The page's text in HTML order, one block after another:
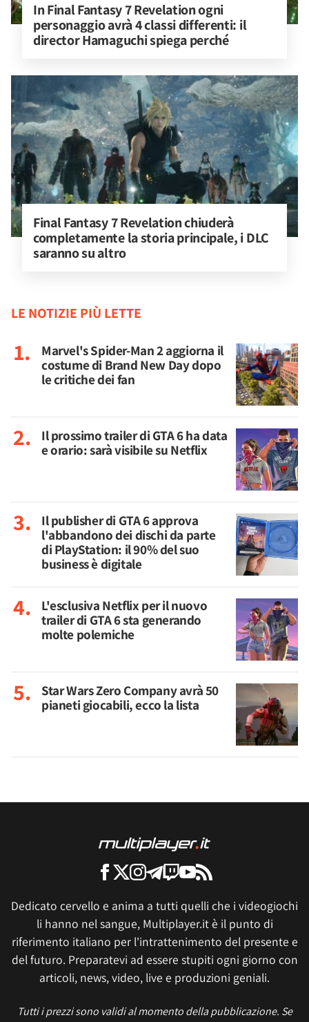
In Final Fantasy 7 Revelation ogni
personaggio avrà 4 classi differenti: il
director Hamaguchi spiega perché
Final Fantasy 7 Revelation chiuderà
completamente la storia principale, i DLC
saranno su altro
LE NOTIZIE PIÙ LETTE
Marvel's Spider-Man 2 aggiorna il
costume di Brand New Day dopo
le critiche dei fan
Il prossimo trailer di GTA 6 ha data
e orario: sarà visibile su Netflix
Il publisher di GTA 6 approva
l'abbandono dei dischi da parte
di PlayStation: il 90% del suo
business è digitale
L'esclusiva Netflix per il nuovo
trailer di GTA 6 sta generando
molte polemiche
Star Wars Zero Company avrà 50
pianeti giocabili, ecco la lista
Dedicato cervello e anima a tutti quelli che i videogiochi
li hanno nel sangue, Multiplayer.it è il punto di
riferimento italiano per l'intrattenimento del presente e
del futuro. Preparatevi ad essere stupiti ogni giorno con
articoli, news, video, live e produzioni geniali.
Tutti i prezzi sono validi al momento della pubblicazione. Se